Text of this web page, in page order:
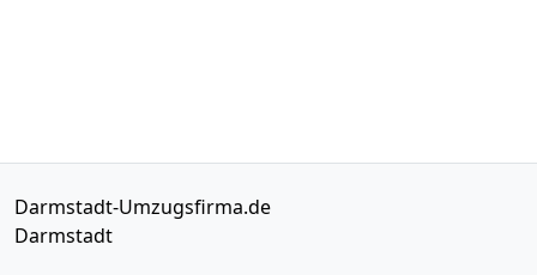
Darmstadt-Umzugsfirma.de
Darmstadt